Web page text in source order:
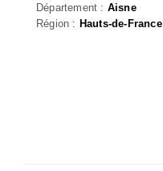
Département : Aisne
Région : Hauts-de-France